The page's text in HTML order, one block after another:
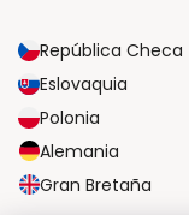
República Checa
Eslovaquia
Polonia
Alemania
Gran Bretaña